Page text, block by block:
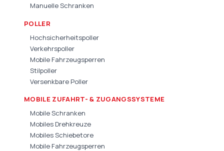
Manuelle Schranken
POLLER
Hochsicherheitspoller
Verkehrspoller
Mobile Fahrzeugsperren
Stilpoller
Versenkbare Poller
MOBILE ZUFAHRT- & ZUGANGSSYSTEME
Mobile Schranken
Mobiles Drehkreuze
Mobiles Schiebetore
Mobile Fahrzeugsperren